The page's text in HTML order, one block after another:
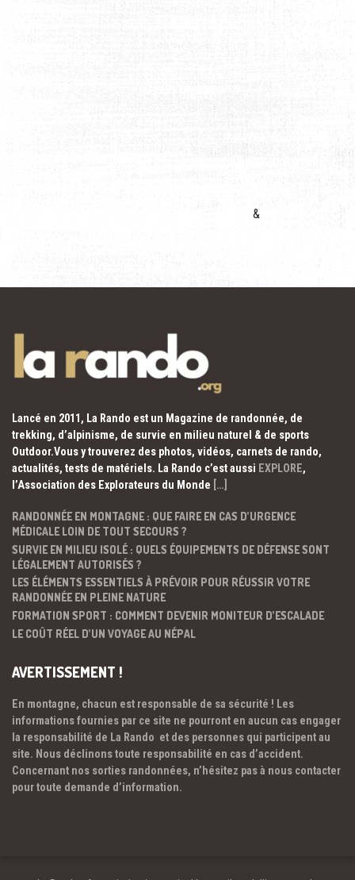
&
Lancé en 2011, La Rando est un Magazine de randonnée, de
trekking, d’alpinisme, de survie en milieu naturel & de sports
Outdoor.Vous y trouverez des photos, vidéos, carnets de rando,
actualités, tests de matériels. La Rando c’est aussi EXPLORE,
l’Association des Explorateurs du Monde […]
RANDONNÉE EN MONTAGNE : QUE FAIRE EN CAS D’URGENCE
MÉDICALE LOIN DE TOUT SECOURS ?
SURVIE EN MILIEU ISOLÉ : QUELS ÉQUIPEMENTS DE DÉFENSE SONT
LÉGALEMENT AUTORISÉS ?
LES ÉLÉMENTS ESSENTIELS À PRÉVOIR POUR RÉUSSIR VOTRE
RANDONNÉE EN PLEINE NATURE
FORMATION SPORT : COMMENT DEVENIR MONITEUR D’ESCALADE
LE COÛT RÉEL D’UN VOYAGE AU NÉPAL
AVERTISSEMENT !
En montagne, chacun est responsable de sa sécurité ! Les
informations fournies par ce site ne pourront en aucun cas engager
la responsabilité de La Rando et des personnes qui participent au
site. Nous déclinons toute responsabilité en cas d’accident.
Concernant nos sorties randonnées, n’hésitez pas à nous contacter
pour toute demande d’information.